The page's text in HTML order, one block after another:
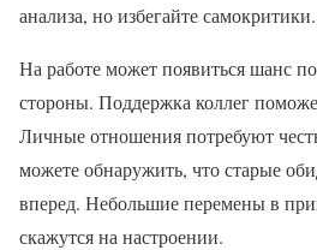
анализа, но избегайте самокритики.
На работе может появиться шанс
стороны. Поддержка коллег
Личные отношения потребуют
можете обнаружить, что старые
вперед. Небольшие перемены в
скажутся на настроении.